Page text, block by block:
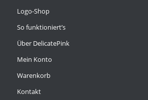
Logo-Shop
So funktioniert’s
Über DelicatePink
Mein Konto
Warenkorb
Kontakt